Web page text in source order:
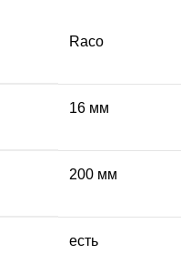
Raco
16 мм
200 мм
есть